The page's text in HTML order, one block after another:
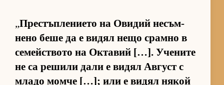
„Прес­тъп­ле­ни­ето на Ови­дий не­съм­
нено беше да е ви­дял нещо срамно в
се­мейс­т­вото на Ок­та­вий […]. Уче­ните
не са ре­шили дали е ви­дял Ав­густ с
младо момче […]; или е ви­дял ня­кой